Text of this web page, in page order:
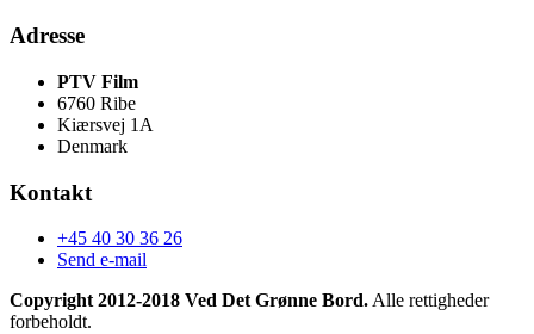
Adresse
PTV Film
6760 Ribe
Kiærsvej 1A
Denmark
Kontakt
+45 40 30 36 26
Send e-mail
Copyright 2012-2018 Ved Det Grønne Bord. Alle rettigheder
forbeholdt.